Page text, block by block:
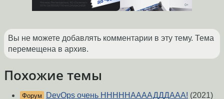
Вы не можете добавлять комментарии в эту тему. Тема
перемещена в архив.
Похожие темы
Форум DevOps очень НННННААААДДДААА! (2021)